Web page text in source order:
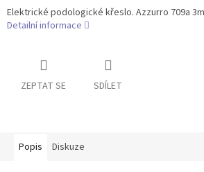
Elektrické podologické křeslo. Azzurro 709a
Detailní informace
ZEPTAT SE SDÍLET
Popis Diskuze